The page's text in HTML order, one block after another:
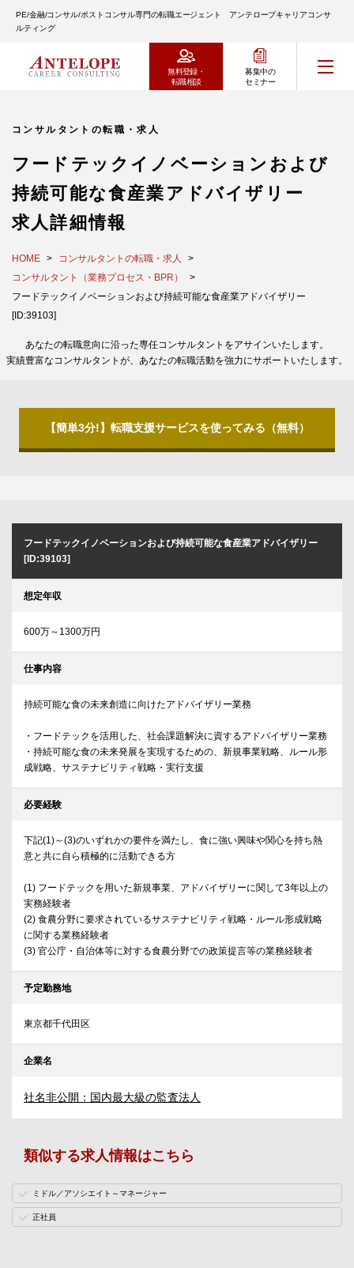
PE/金融/コンサル/ポストコンサル専門の転職エージェント アンテロープキャリアコンサ
ルティング
無料登録・
転職相談
募集中の
セミナー
コンサルタントの転職・求人
フードテックイノベーションおよび
持続可能な食産業アドバイザリー
求人詳細情報
HOME
コンサルタントの転職・求人
コンサルタント（業務プロセス・BPR）
フードテックイノベーションおよび持続可能な食産業アドバイザリー
[ID:39103]
あなたの転職意向に沿った専任コンサルタントをアサインいたします。
実績豊富なコンサルタントが、あなたの転職活動を強力にサポートいたします。
【簡単3分!】転職支援サービスを使ってみる（無料）
フードテックイノベーションおよび持続可能な食産業アドバイザリー
[ID:39103]
想定年収
600万～1300万円
仕事内容
持続可能な食の未来創造に向けたアドバイザリー業務
・フードテックを活用した、社会課題解決に資するアドバイザリー業務
・持続可能な食の未来発展を実現するための、新規事業戦略、ルール形
成戦略、サステナビリティ戦略・実行支援
必要経験
下記(1)～(3)のいずれかの要件を満たし、食に強い興味や関心を持ち熱
意と共に自ら積極的に活動できる方
(1) フードテックを用いた新規事業、アドバイザリーに関して3年以上の
実務経験者
(2) 食農分野に要求されているサステナビリティ戦略・ルール形成戦略
に関する業務経験者
(3) 官公庁・自治体等に対する食農分野での政策提言等の業務経験者
予定勤務地
東京都千代田区
企業名
社名非公開：国内最大級の監査法人
類似する求人情報はこちら
ミドル／アソシエイト～マネージャー
正社員